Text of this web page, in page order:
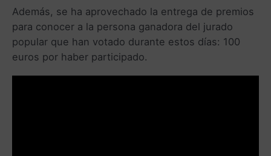
Además, se ha aprovechado la entrega de premios
para conocer a la persona ganadora del jurado
popular que han votado durante estos días: 100
euros por haber participado.